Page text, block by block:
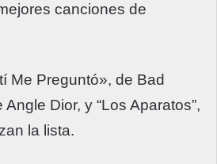
canciones de
Me Preguntó», de Bad
Dior, y “Los Aparatos”,
la lista.